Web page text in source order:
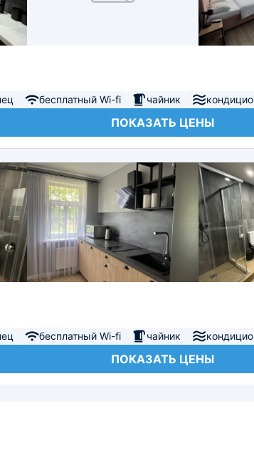
бесплатный Wi-fi чайник
ПОКАЗАТЬ ЦЕНЫ
бесплатный Wi-fi чайник
ПОКАЗАТЬ ЦЕНЫ